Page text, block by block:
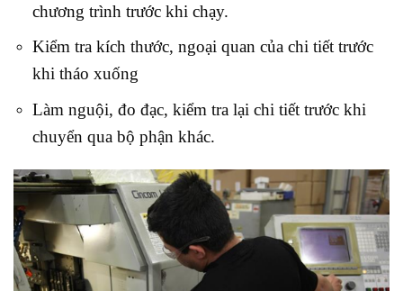
chương trình trước khi chạy.
Kiểm tra kích thước, ngoại quan của chi tiết trước
khi tháo xuống
Làm nguội, đo đạc, kiểm tra lại chi tiết trước khi
chuyển qua bộ phận khác.